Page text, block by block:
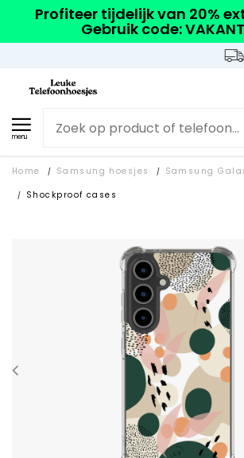
Profiteer tijdelijk van 20%
Gebruik code:
Gratis verzending
menu
Home / Samsung hoesjes / Samsung
/ Shockproof cases